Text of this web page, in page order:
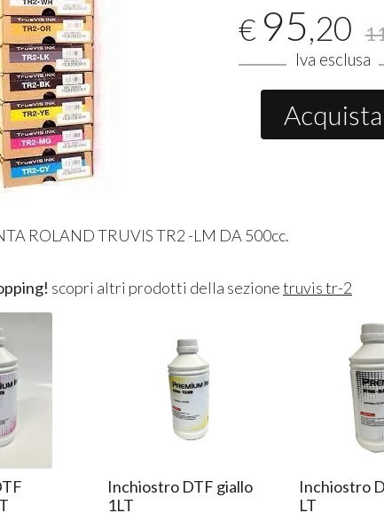
€ 95,20
Iva esclusa
Acquista
ROLAND TRUVIS TR2 -LM DA 500cc.
scopri altri prodotti della sezionetruvis tr-2
Inchiostro DTF giallo
1LT
Inchiostro
LT